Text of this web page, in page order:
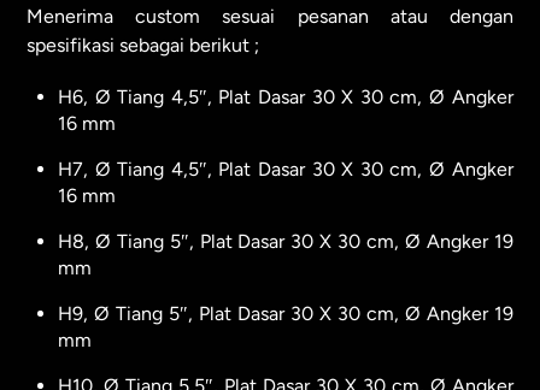
Menerima custom sesuai pesanan atau dengan
spesifikasi sebagai berikut ;
H6, Ø Tiang 4,5″, Plat Dasar 30 X 30 cm, Ø Angker
16 mm
H7, Ø Tiang 4,5″, Plat Dasar 30 X 30 cm, Ø Angker
16 mm
H8, Ø Tiang 5″, Plat Dasar 30 X 30 cm, Ø Angker 19
mm
H9, Ø Tiang 5″, Plat Dasar 30 X 30 cm, Ø Angker 19
mm